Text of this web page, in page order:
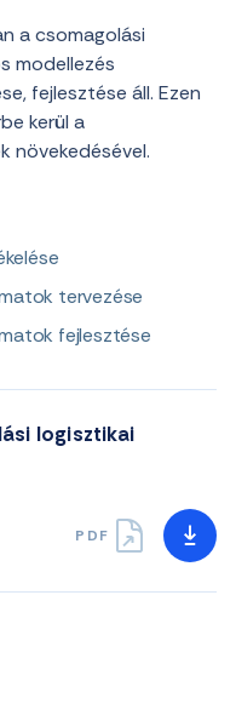
a csomagolási
modellezés
fejlesztése áll. Ezen
kerül a
növekedésével.
tervezése
fejlesztése
logisztikai
PDF